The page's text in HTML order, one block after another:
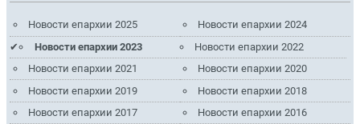
Новости епархии 2025
Новости епархии 2024
Новости епархии 2023
Новости епархии 2022
Новости епархии 2021
Новости епархии 2020
Новости епархии 2019
Новости епархии 2018
Новости епархии 2017
Новости епархии 2016